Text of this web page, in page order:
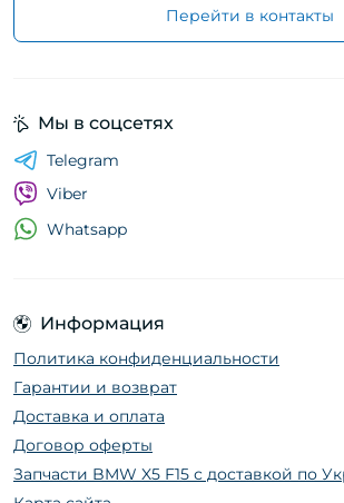
Перейти в контакты
Информация
Политика конфиденциальности
Гарантии и возврат
Доставка и оплата
Договор оферты
Запчасти BMW X5 F15 с доставкой по
Мы в соцсетях
Telegram
Viber
Whatsapp